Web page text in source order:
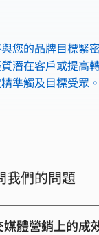
您的品牌目標緊
潛在客戶或提高
準觸及目標受眾。
我們的問題
體營銷上的成